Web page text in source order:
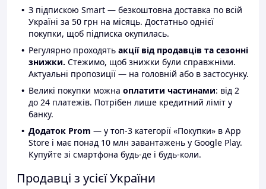
З підпискою Smart — безкоштовна доставка по всій
Україні за 50 грн на місяць. Достатньо однієї
покупки, щоб підписка окупилась.
Регулярно проходять акції від продавців та сезонні
знижки. Стежимо, щоб знижки були справжніми.
Актуальні пропозиції — на головній або в застосунку.
Великі покупки можна оплатити частинами: від 2
до 24 платежів. Потрібен лише кредитний ліміт у
банку.
Додаток Prom — у топ-3 категорії «Покупки» в App
Store і має понад 10 млн завантажень у Google Play.
Купуйте зі смартфона будь-де і будь-коли.
Продавці з усієї України